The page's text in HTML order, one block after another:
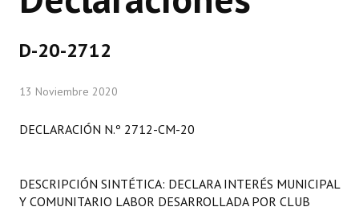
Comisiones Especiales
Programas
D-20-2712
13 Noviembre 2020
DECLARACIÓN N.º 2712-CM-20
DESCRIPCIÓN SINTÉTICA: DECLARA INTERÉS MUNICIPAL
Y COMUNITARIO LABOR DESARROLLADA POR CLUB